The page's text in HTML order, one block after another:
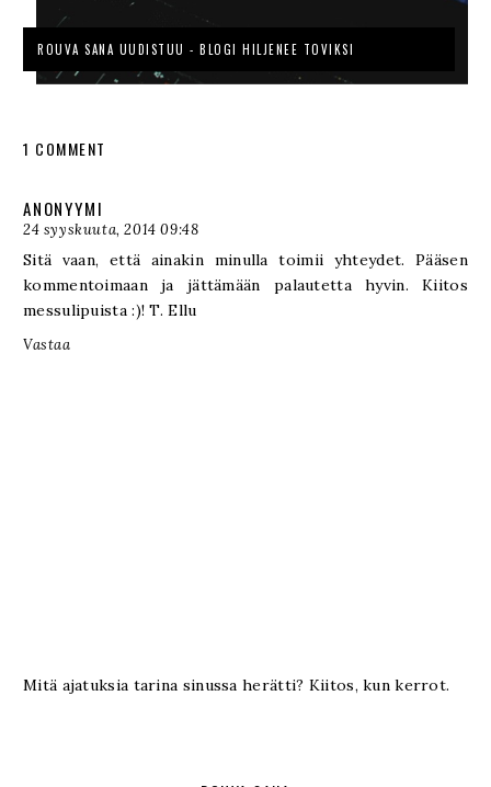
ROUVA SANA UUDISTUU - BLOGI HILJENEE TOVIKSI
1 COMMENT
ANONYYMI
24 syyskuuta, 2014 09:48
Sitä vaan, että ainakin minulla toimii yhteydet. Pääsen
kommentoimaan ja jättämään palautetta hyvin. Kiitos
messulipuista :)! T. Ellu
Vastaa
Mitä ajatuksia tarina sinussa herätti? Kiitos, kun kerrot.